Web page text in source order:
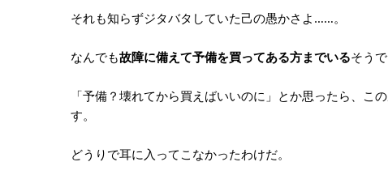
それも知らずジタバタしていた己の愚かさよ……。
なんでも故障に備えて予備を買ってある方までいるそうで
「予備？壊れてから買えばいいのに」とか思ったら、こ
す。
どうりで耳に入ってこなかったわけだ。